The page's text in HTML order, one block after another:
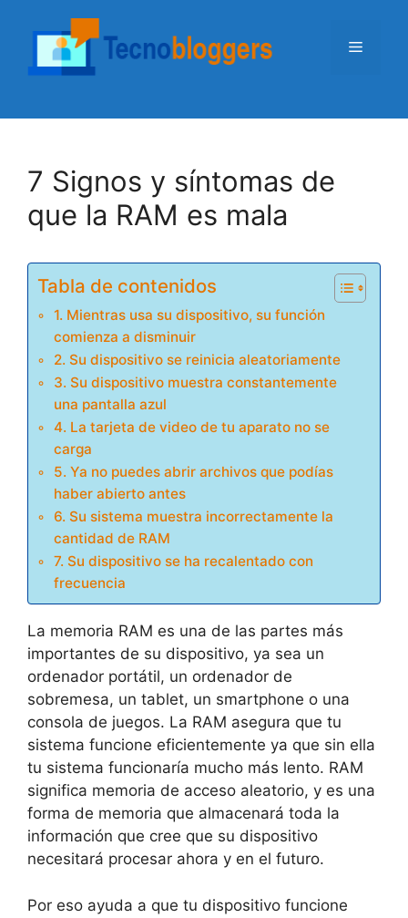
contenido
Menú
7 Signos y síntomas de
que la RAM es mala
Tabla de contenidos
1. Mientras usa su dispositivo, su función
comienza a disminuir
2. Su dispositivo se reinicia aleatoriamente
3. Su dispositivo muestra constantemente
una pantalla azul
4. La tarjeta de video de tu aparato no se
carga
5. Ya no puedes abrir archivos que podías
haber abierto antes
6. Su sistema muestra incorrectamente la
cantidad de RAM
7. Su dispositivo se ha recalentado con
frecuencia
La memoria RAM es una de las partes más
importantes de su dispositivo, ya sea un
ordenador portátil, un ordenador de
sobremesa, un tablet, un smartphone o una
consola de juegos. La RAM asegura que tu
sistema funcione eficientemente ya que sin ella
tu sistema funcionaría mucho más lento. RAM
significa memoria de acceso aleatorio, y es una
forma de memoria que almacenará toda la
información que cree que su dispositivo
necesitará procesar ahora y en el futuro.
Por eso ayuda a que tu dispositivo funcione